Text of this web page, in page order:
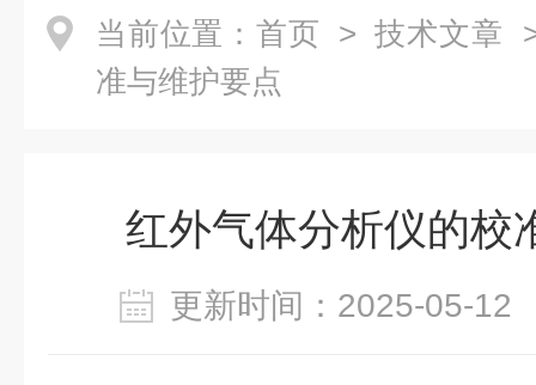
当前位置： 首页 > 技术文章
准与维护要点
红外气体分析仪的校
更新时间：2025-05-